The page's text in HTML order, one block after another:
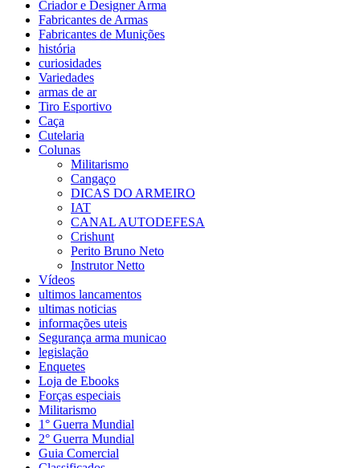
Criador e Designer Arma
Fabricantes de Armas
Fabricantes de Munições
história
curiosidades
Variedades
armas de ar
Tiro Esportivo
Caça
Cutelaria
Colunas
Militarismo
Cangaço
DICAS DO ARMEIRO
IAT
CANAL AUTODEFESA
Crishunt
Perito Bruno Neto
Instrutor Netto
Vídeos
ultimos lancamentos
ultimas noticias
informações uteis
Segurança arma municao
legislação
Enquetes
Loja de Ebooks
Forças especiais
Militarismo
1° Guerra Mundial
2° Guerra Mundial
Guia Comercial